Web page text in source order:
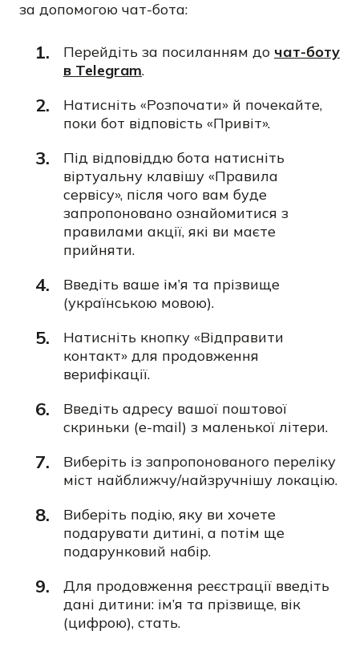
за допомогою чат-бота:
Перейдіть за посиланням до чат-боту
в Telegram.
Натисніть «Розпочати» й почекайте,
поки бот відповість «Привіт».
Під відповіддю бота натисніть
віртуальну клавішу «Правила
сервісу», після чого вам буде
запропоновано ознайомитися з
правилами акції, які ви маєте
прийняти.
Введіть ваше ім’я та прізвище
(українською мовою).
Натисніть кнопку «Відправити
контакт» для продовження
верифікації.
Введіть адресу вашої поштової
скриньки (e-mail) з маленької літери.
Виберіть із запропонованого переліку
міст найближчу/найзручнішу локацію.
Виберіть подію, яку ви хочете
подарувати дитині, а потім ще
подарунковий набір.
Для продовження реєстрації введіть
дані дитини: ім’я та прізвище, вік
(цифрою), стать.